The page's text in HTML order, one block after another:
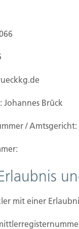
Johannes Brück
/
mit einer